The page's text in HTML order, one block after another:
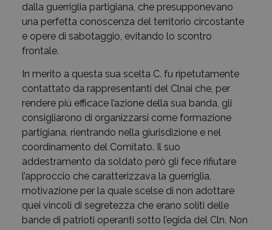
dalla guerriglia partigiana, che presupponevano
una perfetta conoscenza del territorio circostante
e opere di sabotaggio, evitando lo scontro
frontale.
In merito a questa sua scelta C. fu ripetutamente
contattato da rappresentanti del Clnai che, per
rendere più efficace l’azione della sua banda, gli
consigliarono di organizzarsi come formazione
partigiana, rientrando nella giurisdizione e nel
coordinamento del Comitato. Il suo
addestramento da soldato però gli fece rifiutare
l’approccio che caratterizzava la guerriglia,
motivazione per la quale scelse di non adottare
quei vincoli di segretezza che erano soliti delle
bande di patrioti operanti sotto l’egida del Cln. Non